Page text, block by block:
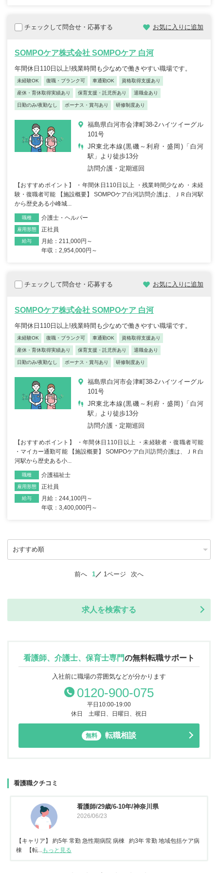
チェックして問合せ・応募する お気に入りに追加
SOMPOケア株式会社 SOMPOケア 白河
年間休日110日以上!残業時間も少なめで働きやすい職場です。
未経験OK 復職・ブランク可 車通勤OK 資格取得支援あり
産休・育休取得実績あり 保育支援・託児所あり 退職金あり
日勤のみ/夜勤なし ボーナス・賞与あり 研修制度あり
福島県白河市会津町38-2ハイツイーグル
101号
JR東北本線(黒磯～利府・盛岡)「白河
駅」より徒歩13分
訪問介護・定期巡回
【おすすめポイント】 ・年間休日110日以上 ・残業時間少なめ ・未経
験・復職者可能 【施設概要】 SOMPOケア白河訪問介護は、ＪＲ白河駅
から歴史ある小峰城...
職種 介護士・ヘルパー
雇用形態 正社員
給与
月給：211,000円～
年収：2,954,000円～
チェックして問合せ・応募する お気に入りに追加
SOMPOケア株式会社 SOMPOケア 白河
年間休日110日以上!残業時間も少なめで働きやすい職場です。
未経験OK 復職・ブランク可 車通勤OK 資格取得支援あり
産休・育休取得実績あり 保育支援・託児所あり 退職金あり
日勤のみ/夜勤なし ボーナス・賞与あり 研修制度あり
福島県白河市会津町38-2ハイツイーグル
101号
JR東北本線(黒磯～利府・盛岡)「白河
駅」より徒歩13分
訪問介護・定期巡回
【おすすめポイント】 ・年間休日110日以上 ・未経験者・復職者可能
・マイカー通勤可能 【施設概要】 SOMPOケア白川訪問介護は、ＪＲ白
河駅から歴史ある小...
職種 介護福祉士
雇用形態 正社員
給与
月給：244,100円～
年収：3,400,000円～
前へ 1 1ページ 次へ
求人を検索する
看護師、介護士、保育士専門の無料転職サポート
入社前に職場の雰囲気などが分かります
0120-900-075
平日10:00-19:00
休日 土曜日、日曜日、祝日
無料 転職相談
看護職クチコミ
看護師/29歳/6-10年/神奈川県
2026/06/23
【キャリア】 約5年 常勤 急性期病院 病棟 約3年 常勤 地域包括ケア病
棟 【転...もっと見る